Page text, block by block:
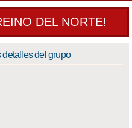
DEL NORTE!
detalles del grupo